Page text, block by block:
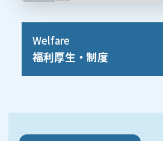
Welfare
福利厚生・制度